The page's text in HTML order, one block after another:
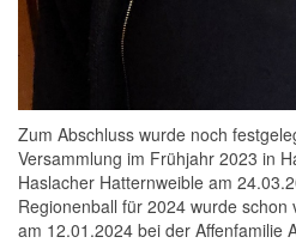
Zum Abschluss wurde noch
Versammlung im Frühjahr 2023 in
Haslacher Hatternweible am
Regionenball für 2024 wurde
am 12.01.2024 bei der Affenfamilie